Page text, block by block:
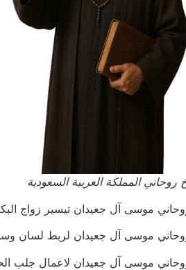
روحاني المملكة العربية السعودية
موسى آل جعيدان تيسير زواج البكر
موسى آل جعيدان لربط لسان وسحر
موسى آل جعيدان لاعمال جلب الحبيب